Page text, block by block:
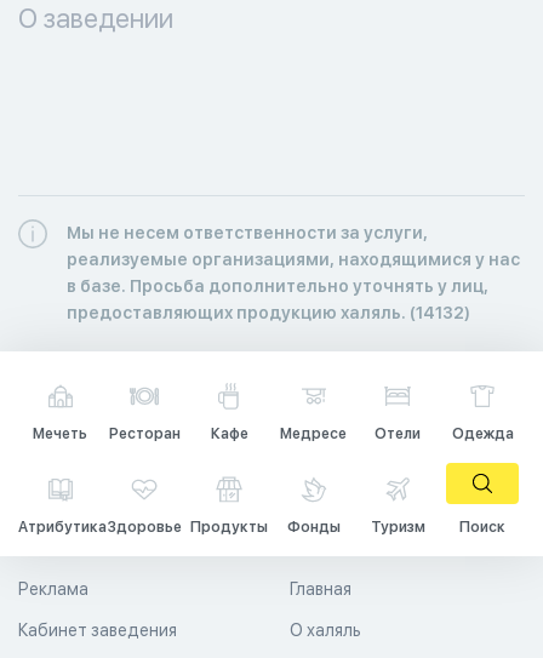
О заведении
Мы не несем ответственности за услуги,
реализуемые организациями, находящимися у нас
в базе. Просьба дополнительно уточнять у лиц,
предоставляющих продукцию халяль. (14132)
Мечеть Ресторан Кафе Медресе Отели Одежда
АтрибутикаЗдоровье Продукты Фонды Туризм Поиск
Главная
О халяль
Реклама
Кабинет заведения